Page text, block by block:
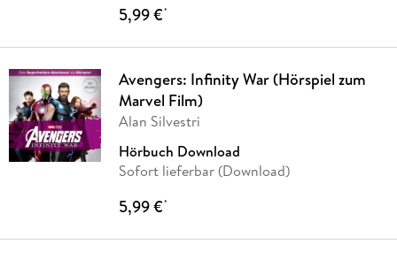
5,99 €*
Avengers: Infinity War (Hörspiel zum
Marvel Film)
Alan Silvestri
Hörbuch Download
Sofort lieferbar (Download)
5,99 €*